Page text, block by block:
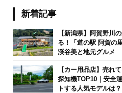
新着記事
【新潟県】阿賀野川
る！「道の駅 阿賀の
渓谷美と地元グルメ
【カー用品店】売れ
探知機TOP10｜安全
トする人気モデルは